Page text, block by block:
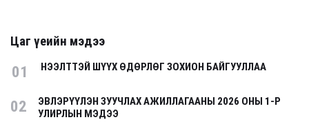
Цаг үеийн мэдээ
01 НЭЭЛТТЭЙ ШҮҮХ ӨДӨРЛӨГ ЗОХИОН БАЙГУУЛЛАА
02
ЭВЛЭРҮҮЛЭН ЗУУЧЛАХ АЖИЛЛАГААНЫ 2026 ОНЫ 1-Р
УЛИРЛЫН МЭДЭЭ